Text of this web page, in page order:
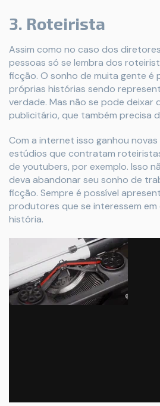
3. Roteirista
Assim como no caso dos
pessoas só se lembra dos
ficção. O sonho de muita gente é
próprias histórias sendo
verdade. Mas não se pode deixar
publicitário, que também precisa
Com a internet isso ganhou
estúdios que contratam
de youtubers, por exemplo. Isso
deva abandonar seu sonho de
ficção. Sempre é possível
produtores que se interessem em
história.